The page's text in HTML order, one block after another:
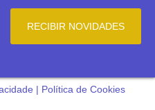
| Política de Cookies